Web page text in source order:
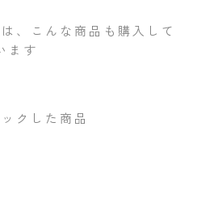
、こんな商品も購入して
ます
クした商品